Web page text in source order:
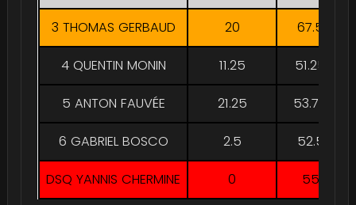
3 THOMAS GERBAUD 20 67.5
4 QUENTIN MONIN 11.25 51.25
5 ANTON FAUVÉE 21.25 53.75
6 GABRIEL BOSCO 2.5 52.5
DSQ YANNIS CHERMINE 0 55